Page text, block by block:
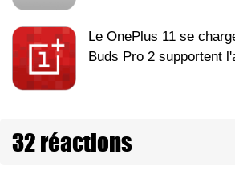
Le OnePlus 11 se
Buds Pro 2 supportent
32 réactions